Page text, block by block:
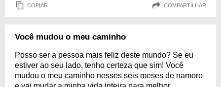
COPIAR COMPARTILHAR
Você mudou o meu caminho
Posso ser a pessoa mais feliz deste mundo? Se eu
estiver ao seu lado, tenho certeza que sim! Você
mudou o meu caminho nesses seis meses de namoro